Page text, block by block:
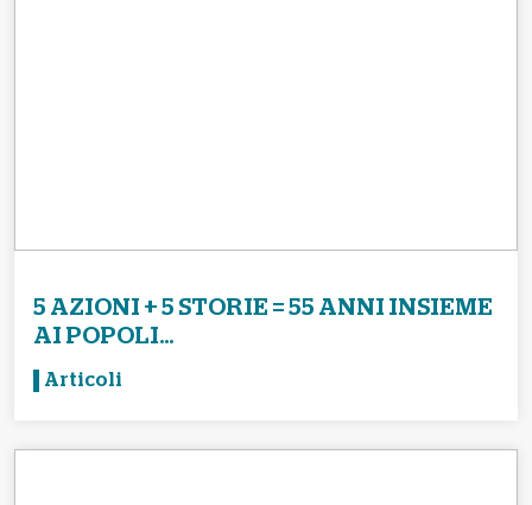
5 AZIONI + 5 STORIE = 55 ANNI INSIEME
AI POPOLI...
Articoli